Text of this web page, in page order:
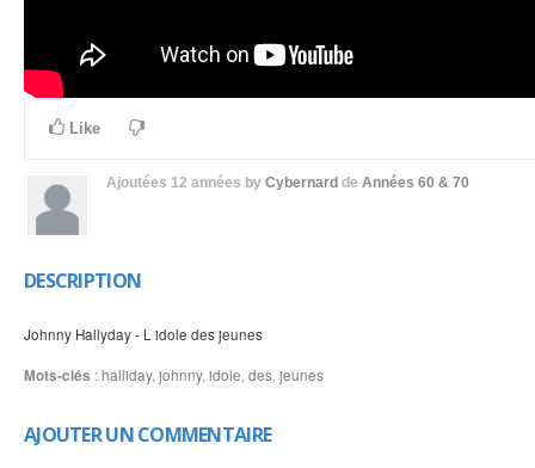
Like
Ajoutées 12 années by Cybernard de Années 60 & 70
DESCRIPTION
Johnny Hallyday - L idole des jeunes
Mots-clés :halliday, johnny, idole, des, jeunes
AJOUTER UN COMMENTAIRE